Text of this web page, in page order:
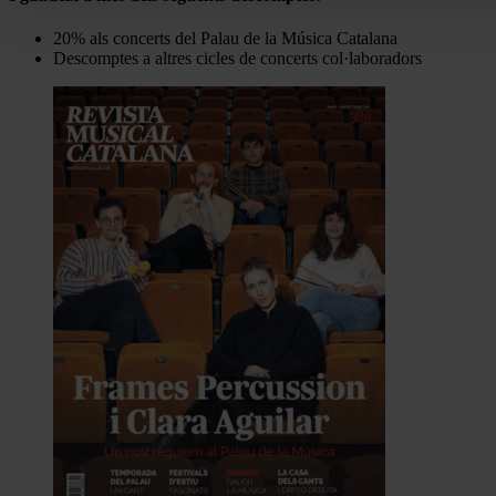
20% als concerts del Palau de la Música Catalana
Descomptes a altres cicles de concerts col·laboradors